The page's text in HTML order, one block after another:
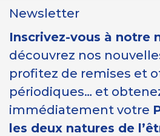
Newsletter
Inscrivez-vous à notre
découvrez nos
profitez de remises et
périodiques… et
immédiatement votre
les deux natures de